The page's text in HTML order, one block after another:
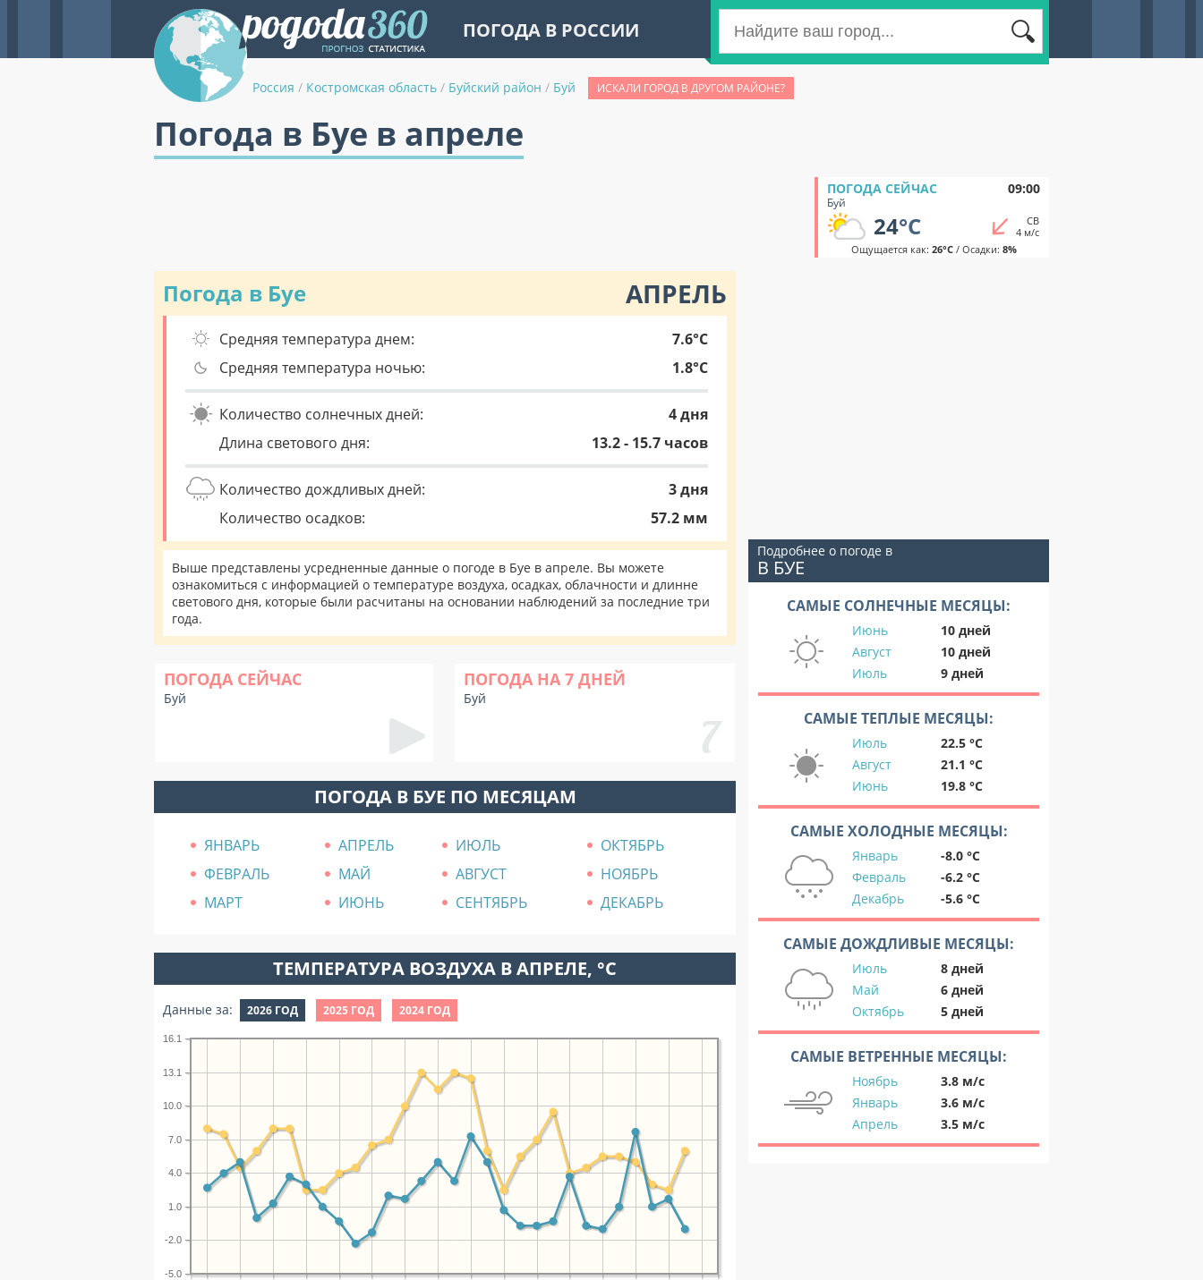
ПОГОДА В РОССИИ
Россия / Костромская область / Буйский район / Буй ИСКАЛИ ГОРОД В ДРУГОМ РАЙОНЕ?
Погода в Буе в апреле
ПОГОДА СЕЙЧАС 09:00
Буй
24°C
СВ
4 м/с
Ощущается как: 26°C/ Осадки: 8%
Погода в Буе АПРЕЛЬ
Средняя температура днем:
7.6°C
Средняя температура ночью:
1.8°C
Количество солнечных дней:
4 дня
Длина светового дня:
13.2 - 15.7 часов
Количество дождливых дней:
3 дня
Количество осадков:
57.2 мм
Выше представлены усредненные данные о погоде в Буе в апреле. Вы можете
ознакомиться с информацией о температуре воздуха, осадках, облачности и длинне
светового дня, которые были расчитаны на основании наблюдений за последние три
года.
ПОГОДА СЕЙЧАС
Буй
ПОГОДА НА 7 ДНЕЙ
Буй
ПОГОДА В БУЕ ПО МЕСЯЦАМ
ЯНВАРЬ АПРЕЛЬ ИЮЛЬ
ОКТЯБРЬ
ФЕВРАЛЬ
МАЙ АВГУСТ
НОЯБРЬ
МАРТ
ИЮНЬ СЕНТЯБРЬ ДЕКАБРЬ
ТЕМПЕРАТУРА ВОЗДУХА В АПРЕЛЕ, °C
Данные за: 2026 ГОД 2025 ГОД 2024 ГОД
-5.0
-2.0
1.0
4.0
7.0
10.0
13.1
16.1
Подробнее о погоде в
В БУЕ
САМЫЕ СОЛНЕЧНЫЕ МЕСЯЦЫ:
Июнь
10 дней
Август
10 дней
Июль
9 дней
САМЫЕ ТЕПЛЫЕ МЕСЯЦЫ:
Июль
22.5 °C
Август
21.1 °C
Июнь
19.8 °C
САМЫЕ ХОЛОДНЫЕ МЕСЯЦЫ:
Январь
-8.0 °C
Февраль
-6.2 °C
Декабрь
-5.6 °C
САМЫЕ ДОЖДЛИВЫЕ МЕСЯЦЫ:
Июль
8 дней
Май
6 дней
Октябрь
5 дней
САМЫЕ ВЕТРЕННЫЕ МЕСЯЦЫ:
Ноябрь
3.8 м/с
Январь
3.6 м/с
Апрель
3.5 м/с